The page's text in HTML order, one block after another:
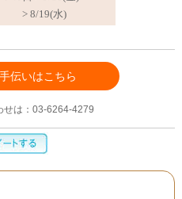
伝いはこちら
せは：03-6264-4279